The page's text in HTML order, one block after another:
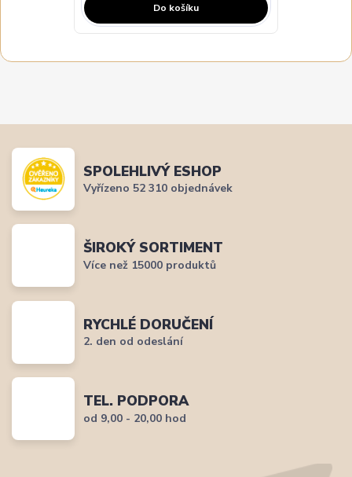
Do košíku
SPOLEHLIVÝ ESHOP
Vyřízeno 52 310 objednávek
ŠIROKÝ SORTIMENT
Více než 15000 produktů
RYCHLÉ DORUČENÍ
2. den od odeslání
TEL. PODPORA
od 9,00 - 20,00 hod